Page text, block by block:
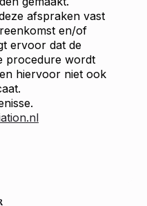
afspraken vast
en/of
ervoor dat de
procedure wordt
hiervoor niet ook